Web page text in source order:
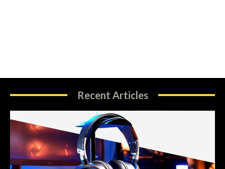
Recent Articles